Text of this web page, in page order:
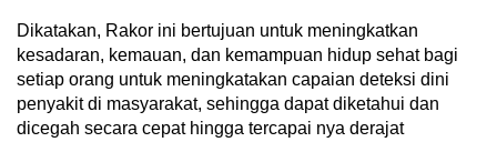
Dikatakan, Rakor ini bertujuan untuk meningkatkan
kesadaran, kemauan, dan kemampuan hidup sehat bagi
setiap orang untuk meningkatakan capaian deteksi dini
penyakit di masyarakat, sehingga dapat diketahui dan
dicegah secara cepat hingga tercapai nya derajat